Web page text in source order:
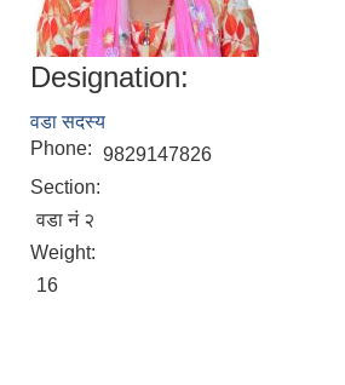
Designation:
वडा सदस्य
Phone: 9829147826
Section:
वडा नं २
Weight:
16